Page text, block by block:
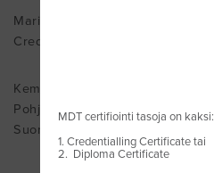
Maria Anias
Cred. MDT
Kempele
Pohjois-Pohjanmaa 90440
Suomi
MDT certifiointi tasoja on kaksi:
1. Credentialling Certificate tai
2. Diploma Certificate